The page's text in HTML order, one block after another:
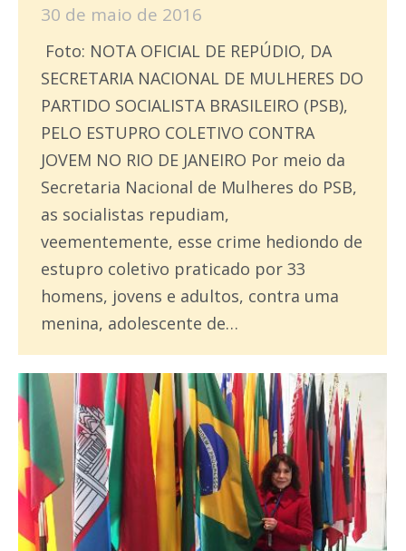
30 de maio de 2016
Foto: NOTA OFICIAL DE REPÚDIO, DA
SECRETARIA NACIONAL DE MULHERES DO
PARTIDO SOCIALISTA BRASILEIRO (PSB),
PELO ESTUPRO COLETIVO CONTRA
JOVEM NO RIO DE JANEIRO Por meio da
Secretaria Nacional de Mulheres do PSB,
as socialistas repudiam,
veementemente, esse crime hediondo de
estupro coletivo praticado por 33
homens, jovens e adultos, contra uma
menina, adolescente de…